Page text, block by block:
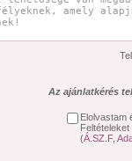
Az ajánlatkérés
Elolvastam
(Á.SZ.F,